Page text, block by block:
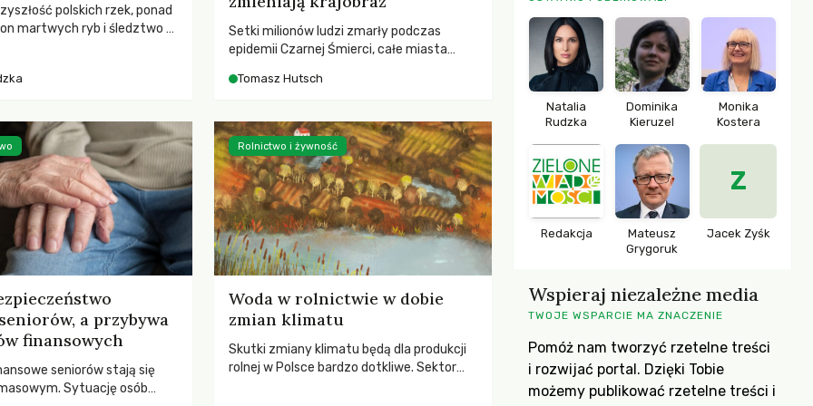
polskich rzek, ponad
martwych ryb i śledztwo z
by prace modernizacyjne
śmierci rzeki.
Setki milionów ludzi zmarły podczas
epidemii Czarnej Śmierci, całe miasta
pierwsze liście nowych dębów rozwijały
podnosiła się po jednej z największych
katastrof w swoich dziejach.
Tomasz Hutsch
a przybywa
finansowych
seniorów stają się
Sytuację osób
Woda w rolnictwie w dobie
zmian klimatu
Skutki zmiany klimatu będą dla produkcji
rolnej w Polsce bardzo dotkliwe. Sektor
Rolnictwo i żywność
Natalia
Rudzka
Dominika
Kieruzel
Monika
Kostera
Redakcja
Mateusz
Grygoruk
Z
Jacek Zyśk
Wspieraj niezależne media
TWOJE WSPARCIE MA ZNACZENIE
Pomóż nam tworzyć rzetelne treści
i rozwijać portal. Dzięki Tobie
możemy publikować rzetelne treści i